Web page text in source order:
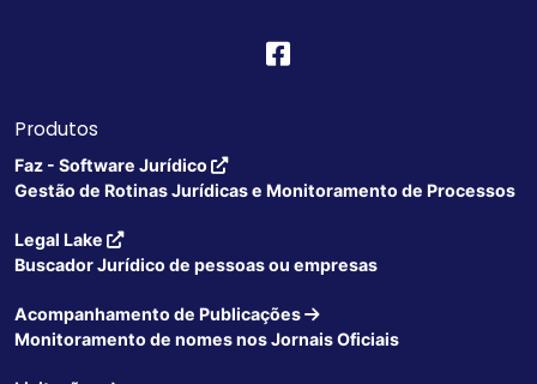
Produtos
Faz - Software Jurídico
Gestão de Rotinas Jurídicas e Monitoramento de Processos
Legal Lake
Buscador Jurídico de pessoas ou empresas
Acompanhamento de Publicações
Monitoramento de nomes nos Jornais Oficiais